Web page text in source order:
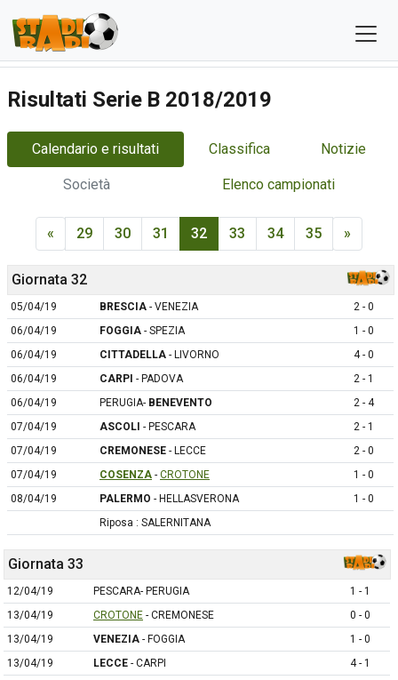
Risultati Serie B 2018/2019
Calendario e risultati Classifica Notizie
Società Elenco campionati
« 29 30 31 32 33 34 35 »
Giornata 32
05/04/19 BRESCIA - VENEZIA
2 - 0
06/04/19
FOGGIA - SPEZIA
1 - 0
06/04/19
CITTADELLA - LIVORNO
4 - 0
06/04/19
CARPI - PADOVA
2 - 1
06/04/19
PERUGIA- BENEVENTO
2 - 4
07/04/19
ASCOLI - PESCARA
2 - 1
07/04/19
CREMONESE - LECCE
2 - 0
07/04/19
COSENZA - CROTONE
1 - 0
08/04/19
PALERMO - HELLASVERONA
1 - 0
Riposa : SALERNITANA
Giornata 33
12/04/19 PESCARA- PERUGIA
1 - 1
13/04/19
CROTONE - CREMONESE
0 - 0
13/04/19
VENEZIA - FOGGIA
1 - 0
13/04/19
LECCE - CARPI
4 - 1